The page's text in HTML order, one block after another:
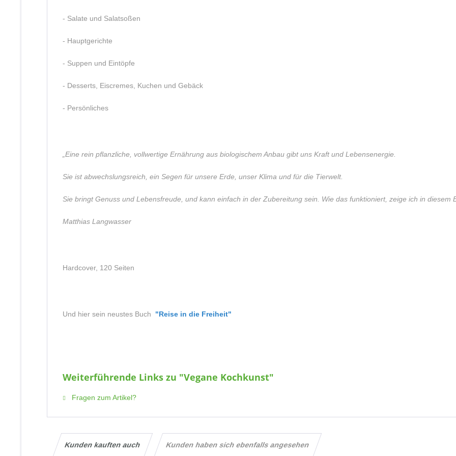
- Salate und Salatsoßen
- Hauptgerichte
- Suppen und Eintöpfe
- Desserts, Eiscremes, Kuchen und Gebäck
- Persönliches
„Eine rein pflanzliche, vollwertige Ernährung aus biologischem Anbau gibt uns Kraft und Lebensenergie.
Sie ist abwechslungsreich, ein Segen für unsere Erde, unser Klima und für die Tierwelt.
Sie bringt Genuss und Lebensfreude, und kann einfach in der Zubereitung sein. Wie das funktioniert, zeige ich in diesem
Matthias Langwasser
Hardcover, 120 Seiten
Und hier sein neustes Buch "Reise in die Freiheit"
Weiterführende Links zu "Vegane Kochkunst"
Fragen zum Artikel?
Kunden kauften auch Kunden haben sich ebenfalls angesehen